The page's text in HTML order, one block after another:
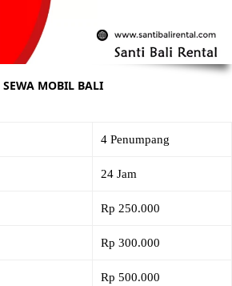
SEWA MOBIL BALI
4 Penumpang
24 Jam
Rp 250.000
Rp 300.000
Rp 500.000